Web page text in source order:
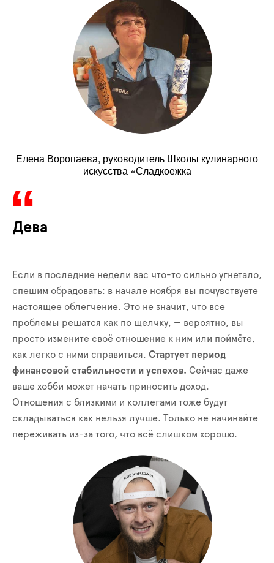
Елена Воропаева, руководитель Школы кулинарного
искусства «Сладкоежка
Дева
Если в последние недели вас что-то сильно угнетало,
спешим обрадовать: в начале ноября вы почувствуете
настоящее облегчение. Это не значит, что все
проблемы решатся как по щелчку, — вероятно, вы
просто измените своё отношение к ним или поймёте,
как легко с ними справиться. Стартует период
финансовой стабильности и успехов. Сейчас даже
ваше хобби может начать приносить доход.
Отношения с близкими и коллегами тоже будут
складываться как нельзя лучше. Только не начинайте
переживать из-за того, что всё слишком хорошо.